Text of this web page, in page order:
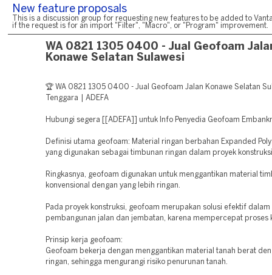
New feature proposals
This is a discussion group for requesting new features to be added to
if the request is for an import "Filter", "Macro", or "Program" improvement.
WA 0821 1305 0400 - Jual Geofoam
Konawe Selatan Sulawesi
🏆 WA 0821 1305 0400 - Jual Geofoam Jalan Konawe Selatan
Tenggara | ADEFA
Hubungi segera [[ADEFA]] untuk Info Penyedia Geofoam
Definisi utama geofoam: Material ringan berbahan Expanded
yang digunakan sebagai timbunan ringan dalam proyek
Ringkasnya, geofoam digunakan untuk menggantikan material
konvensional dengan yang lebih ringan.
Pada proyek konstruksi, geofoam merupakan solusi efektif dalam
pembangunan jalan dan jembatan, karena mempercepat proses
Prinsip kerja geofoam:
Geofoam bekerja dengan menggantikan material tanah berat
ringan, sehingga mengurangi risiko penurunan tanah.